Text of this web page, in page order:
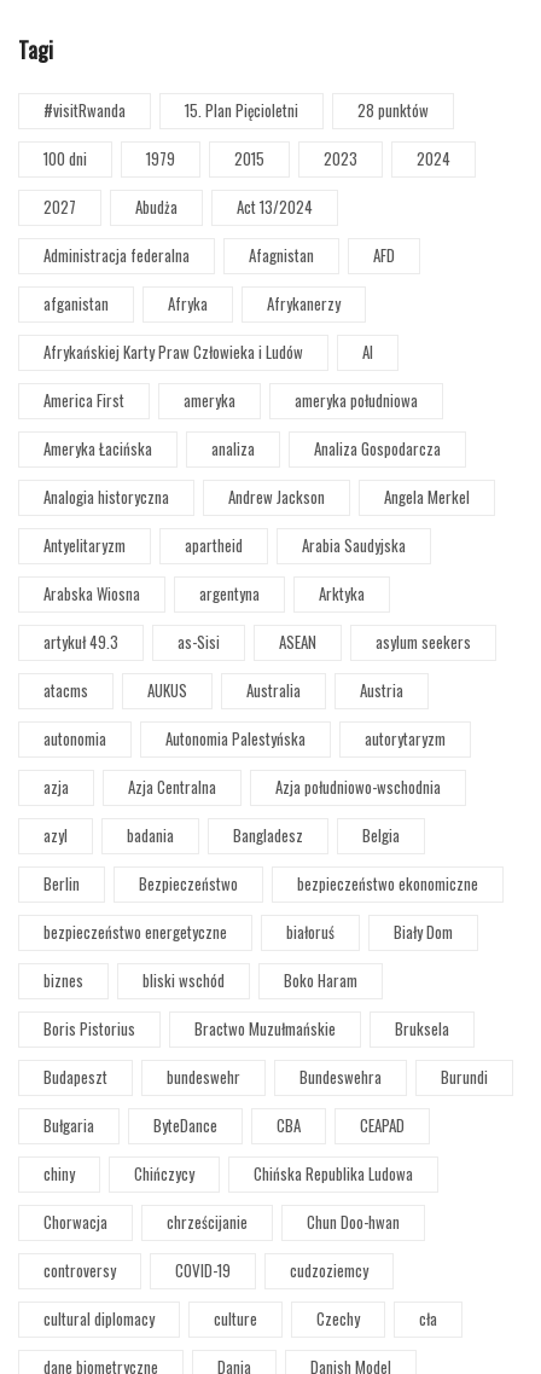
Tagi
#visitRwanda 15. Plan Pięcioletni
28 punktów
100 dni
1979 2015 2023
2024
2027
Abudża
Act 13/2024
Administracja federalna
Afagnistan
AFD
afganistan
Afryka
Afrykanerzy
Afrykańskiej Karty Praw Człowieka i Ludów
AI
America First
ameryka
ameryka południowa
Ameryka Łacińska
analiza
Analiza Gospodarcza
Analogia historyczna
Andrew Jackson
Angela Merkel
Antyelitaryzm
apartheid
Arabia Saudyjska
Arabska Wiosna
argentyna
Arktyka
artykuł 49.3
as-Sisi ASEAN
asylum seekers
atacms
AUKUS Australia
Austria
autonomia
Autonomia Palestyńska
autorytaryzm
azja
Azja Centralna
Azja południowo-wschodnia
azyl
badania Bangladesz
Belgia
Berlin
Bezpieczeństwo
bezpieczeństwo ekonomiczne
bezpieczeństwo energetyczne
białoruś
Biały Dom
biznes
bliski wschód
Boko Haram
Boris Pistorius
Bractwo Muzułmańskie
Bruksela
Budapeszt
bundeswehr Bundeswehra
Burundi
Bułgaria
ByteDance CBA
CEAPAD
chiny
Chińczycy
Chińska Republika Ludowa
Chorwacja
chrześcijanie
Chun Doo-hwan
controversy
COVID-19
cudzoziemcy
cultural diplomacy
culture Czechy
cła
dane biometryczne
Dania Danish Model